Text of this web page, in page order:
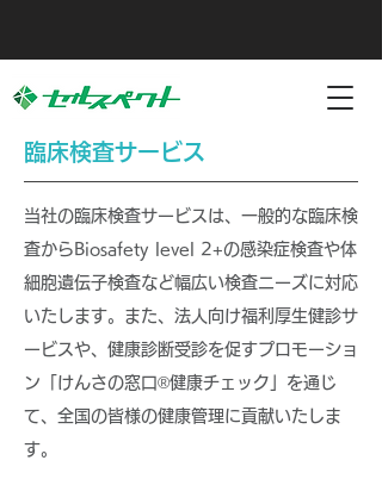
臨床検査サービス
当社の臨床検査サービスは、一般的な臨床検
査からBiosafety level 2+の感染症検査や体
細胞遺伝子検査など幅広い検査ニーズに対応
いたします。また、法人向け福利厚生健診サ
ービスや、健康診断受診を促すプロモーショ
ン「けんさの窓口®︎健康チェック」を通じ
て、全国の皆様の健康管理に貢献いたしま
す。